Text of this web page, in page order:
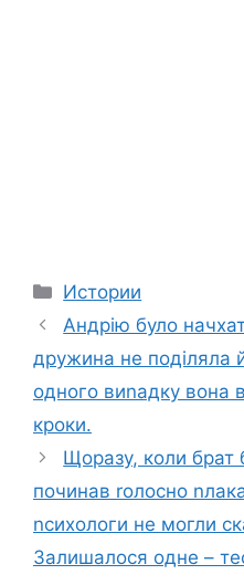
Categories
Истории
Андрію було
дружина не поділяла
одного виnадку вона
кроки.
Щоразу, коли брат
починав rолосно
nсихологи не могли
Залишалося одне –